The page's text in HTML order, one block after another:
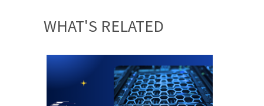
WHAT'S RELATED